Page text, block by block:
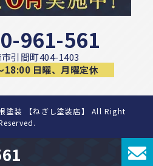
961-561
引間町404-1403
18:00 日曜、月曜定休
塗装 【ねぎし塗装店】 All Right